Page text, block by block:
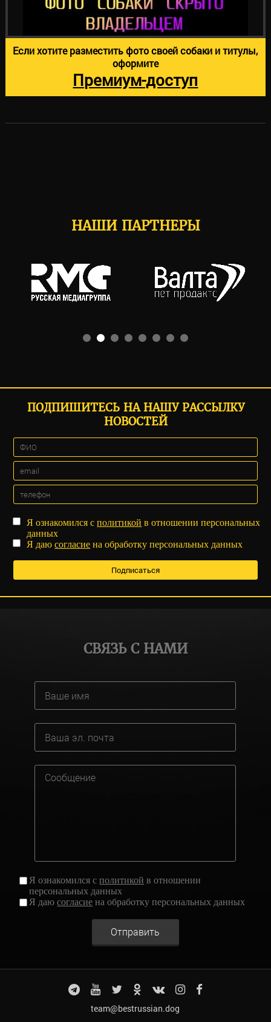
Если хотите разместить фото своей собаки и титулы,
оформите
Премиум-доступ
НАШИ ПАРТНЕРЫ
ПОДПИШИТЕСЬ НА НАШУ РАССЫЛКУ
НОВОСТЕЙ
Я ознакомился сполитикой в отношении персональных
данных
Я даюсогласие на обработку персональных данных
СВЯЗЬ С НАМИ
Я ознакомился сполитикой в отношении
персональных данных
Я даюсогласие на обработку персональных данных
Отправить
team@bestrussian.dog